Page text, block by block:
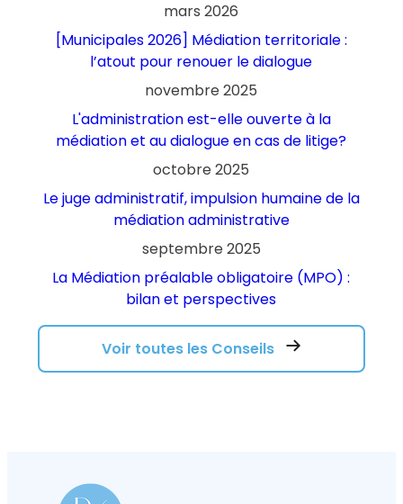
mars 2026
[Municipales 2026] Médiation territoriale :
l’atout pour renouer le dialogue
novembre 2025
L'administration est-elle ouverte à la
médiation et au dialogue en cas de litige?
octobre 2025
Le juge administratif, impulsion humaine de la
médiation administrative
septembre 2025
La Médiation préalable obligatoire (MPO) :
bilan et perspectives
Voir toutes les Conseils